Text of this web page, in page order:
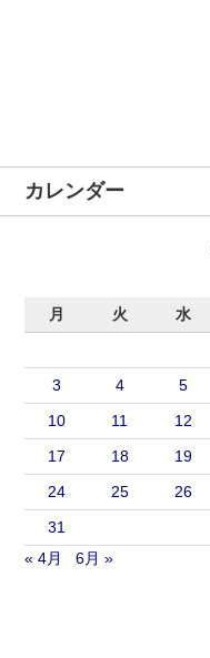
カレンダー
月 火 水
3
4 5
10
11 12
17
18 19
24
25 26
31
« 4月
6月 »